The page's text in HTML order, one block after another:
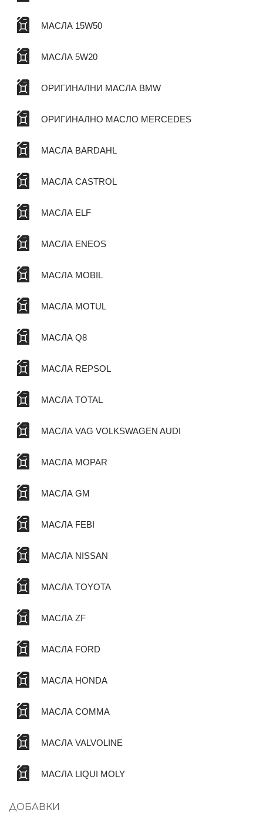
МАСЛА 15W50
МАСЛА 5W20
ОРИГИНАЛНИ МАСЛА BMW
ОРИГИНАЛНО МАСЛО MERCEDES
МАСЛА BARDAHL
МАСЛА CASTROL
МАСЛА ELF
МАСЛА ENEOS
МАСЛА MOBIL
МАСЛА MOTUL
МАСЛА Q8
МАСЛА REPSOL
МАСЛА TOTAL
МАСЛА VAG VOLKSWAGEN AUDI
МАСЛА MOPAR
МАСЛА GM
МАСЛА FEBI
МАСЛА NISSAN
МАСЛА TOYOTA
МАСЛА ZF
МАСЛА FORD
МАСЛА HONDA
МАСЛА COMMA
МАСЛА VALVOLINE
МАСЛА LIQUI MOLY
ДОБАВКИ